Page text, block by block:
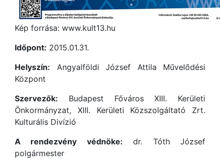
Kép forrása: www.kult13.hu
Időpont: 2015.01.31.
Helyszín: Angyalföldi József Attila Művelődési
Központ
Szervezők: Budapest Főváros XIII. Kerületi
Önkormányzat, XIII. Kerületi Közszolgáltató Zrt.
Kulturális Divízió
A rendezvény védnöke: dr. Tóth József
polgármester